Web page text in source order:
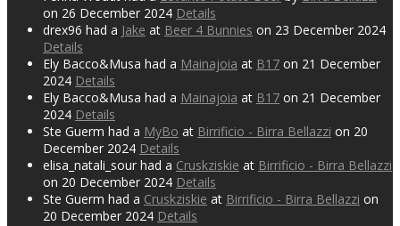
on 26 December 2024 Details
drex96 had a Jake at Beer 4 Bunnies on 23 December 2024
Details
Ely Bacco&Musa had a Mainajoia at B17 on 21 December
2024 Details
Ely Bacco&Musa had a Mainajoia at B17 on 21 December
2024 Details
Ste Guerm had a MyBo at Birrificio - Birra Bellazzi on 20
December 2024 Details
elisa_natali_sour had a Cruskziskie at Birrificio - Birra Bellazzi
on 20 December 2024 Details
Ste Guerm had a Cruskziskie at Birrificio - Birra Bellazzi on
20 December 2024 Details